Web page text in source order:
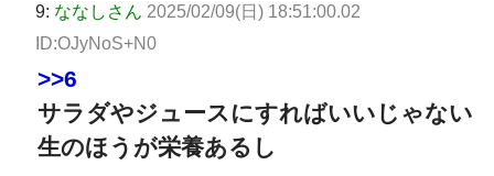
9: ななしさん 2025/02/09(日) 18:51:00.02
ID:OJyNoS+N0
>>6
サラダやジュースにすればいいじゃない
生のほうが栄養あるし